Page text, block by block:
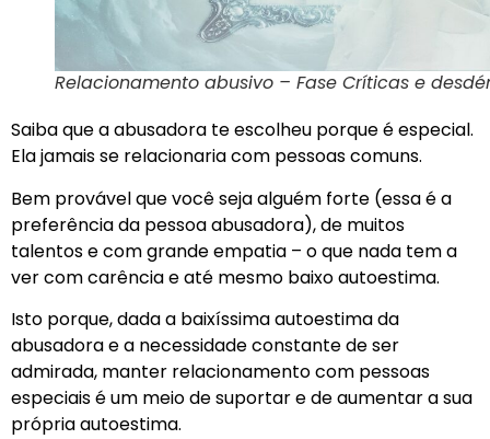
Relacionamento abusivo – Fase Críticas e
Saiba que a abusadora te escolheu porque é especial.
Ela jamais se relacionaria com pessoas comuns.
Bem provável que você seja alguém forte (essa é a
preferência da pessoa abusadora), de muitos
talentos e com grande empatia – o que nada tem a
ver com carência e até mesmo baixo autoestima.
Isto porque, dada a baixíssima autoestima da
abusadora e a necessidade constante de ser
admirada, manter relacionamento com pessoas
especiais é um meio de suportar e de aumentar a sua
própria autoestima.